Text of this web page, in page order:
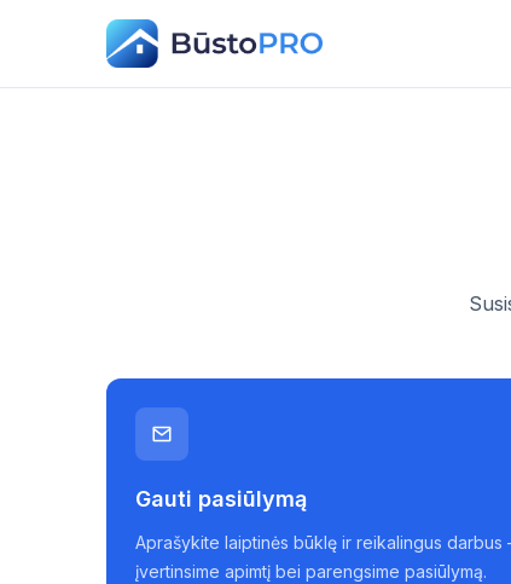
Gauti pasiūlymą
Aprašykite laiptinės būklę ir reikalingus darbus
įvertinsime apimtį bei parengsime pasiūlymą.